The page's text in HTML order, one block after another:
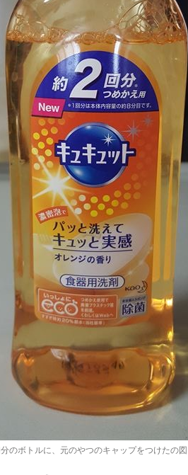
分のボトルに、元のやつのキャップをつけたの図